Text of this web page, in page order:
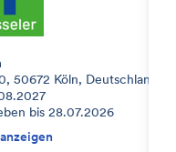
50672 Köln, Deutschland
bis 28.07.2026